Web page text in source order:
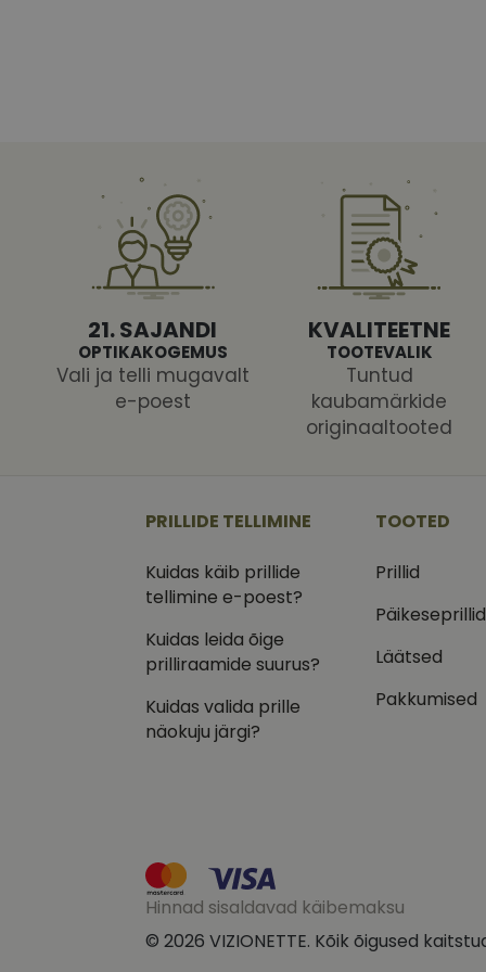
21. SAJANDI
OPTIKAKOGEMUS
Vali ja telli mugavalt
e-poest
KVALITEETNE
TOOTEVALIK
Tuntud
kaubamärkide
originaaltooted
PRILLIDE TELLIMINE
Kuidas käib prillide
tellimine e-poest?
Kuidas leida õige
prilliraamide suurus?
Kuidas valida prille
näokuju järgi?
TOOTED
Prillid
Päikeseprillid
Läätsed
Pakkumised
Hinnad sisaldavad käibemaksu
© 2026 VIZIONETTE. Kõik õigused
shipping_country
CookieScriptConsent
csrftoken
_ga_VQ82NFQ41G
__kla_id
test_cookie
_fbp